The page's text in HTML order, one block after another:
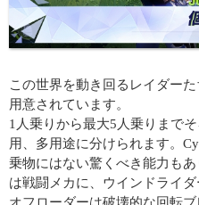
この世界を動き回るレイダー
用意されています。
1人乗りから最大5人乗りまで
用、多用途に分けられます。
乗物にはない驚くべき能力も
は戦闘メカに、ウインドライ